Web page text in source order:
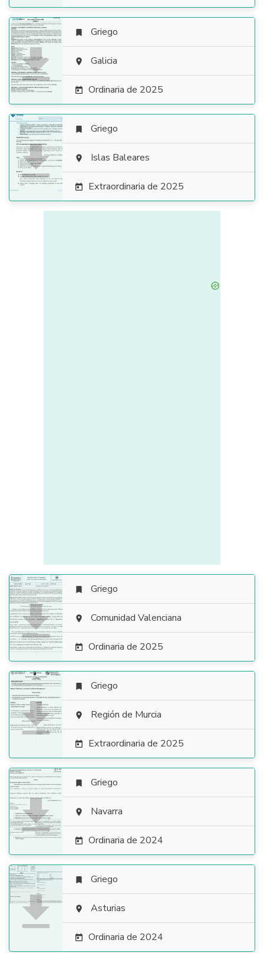

 Griego
 Galicia
 Ordinaria de 2025

 Griego
 Islas Baleares
 Extraordinaria de 2025

 Griego
 Comunidad Valenciana
 Ordinaria de 2025

 Griego
 Región de Murcia
 Extraordinaria de 2025

 Griego
 Navarra
 Ordinaria de 2024

 Griego
 Asturias
 Ordinaria de 2024